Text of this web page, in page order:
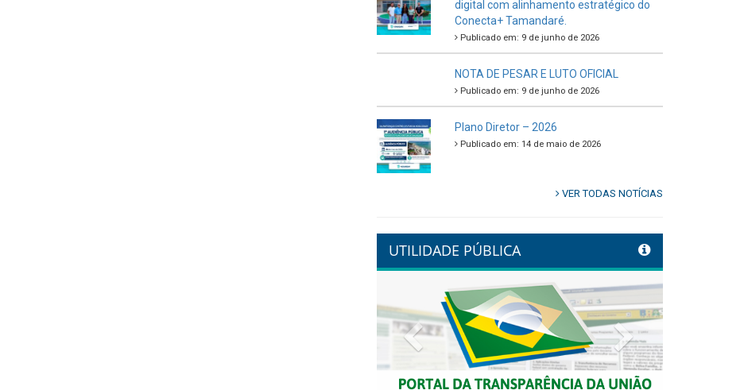
digital com alinhamento estratégico do
Conecta+ Tamandaré.
Publicado em: 9 de junho de 2026
NOTA DE PESAR E LUTO OFICIAL
Publicado em: 9 de junho de 2026
Plano Diretor – 2026
Publicado em: 14 de maio de 2026
VER TODAS NOTÍCIAS
UTILIDADE PÚBLICA
Previous Next